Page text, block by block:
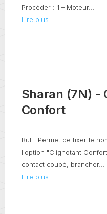
Procéder : 1 – Moteur...
Lire plus ...
Sharan (7N) -
Confort
But : Permet de fixer le
l'option "Clignotant
contact coupé, brancher...
Lire plus ...